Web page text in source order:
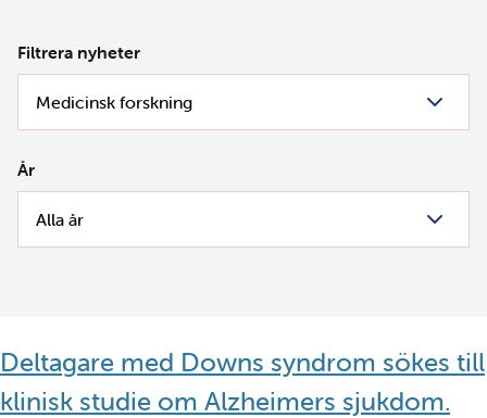
Filtrera nyheter
År
Deltagare med Downs syndrom sökes till
klinisk studie om Alzheimers sjukdom.